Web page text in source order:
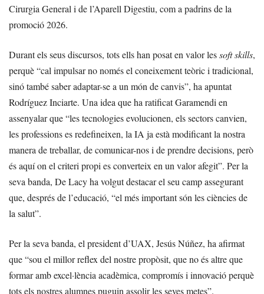
Cirurgia General i de l’Aparell Digestiu, com a padrins de la
promoció 2026.
Durant els seus discursos, tots ells han posat en valor lessoft skills,
perquè “cal impulsar no només el coneixement teòric i tradicional,
sinó també saber adaptar-se a un món de canvis”, ha apuntat
Rodríguez Inciarte. Una idea que ha ratificat Garamendi en
assenyalar que “les tecnologies evolucionen, els sectors canvien,
les professions es redefineixen, la IA ja està modificant la nostra
manera de treballar, de comunicar-nos i de prendre decisions, però
és aquí on el criteri propi es converteix en un valor afegit”. Per la
seva banda, De Lacy ha volgut destacar el seu camp assegurant
que, després de l’educació, “el més important són les ciències de
la salut”.
Per la seva banda, el president d’UAX, Jesús Núñez, ha afirmat
que “sou el millor reflex del nostre propòsit, que no és altre que
formar amb excel·lència acadèmica, compromís i innovació perquè
tots els nostres alumnes puguin assolir les seves metes”.